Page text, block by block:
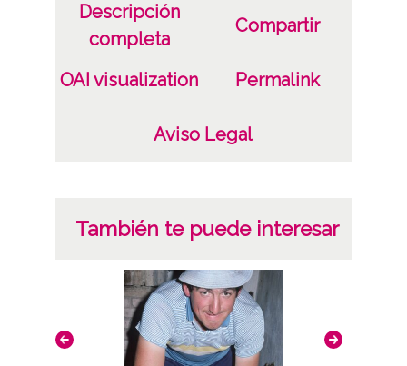
Descripción
completa
Compartir
OAI visualization Permalink
Aviso Legal
También te puede interesar